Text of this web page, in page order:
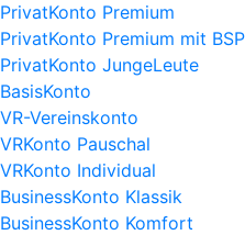
PrivatKonto Premium
PrivatKonto Premium mit BSP
PrivatKonto JungeLeute
BasisKonto
VR-Vereinskonto
VRKonto Pauschal
VRKonto Individual
BusinessKonto Klassik
BusinessKonto Komfort